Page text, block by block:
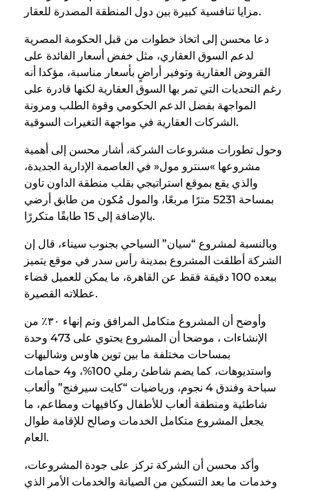
مزايا تنافسية كبيرة بين دول المنطقة المصدرة للعقار.
دعا محسن إلى اتخاذ خطوات من قبل الحكومة المصرية
لدعم السوق العقاري، مثل خفض أسعار الفائدة على
القروض العقارية وتوفير أراضٍ بأسعار مناسبة، مؤكدا أنه
رغم التحديات التي تمر بها السوق العقارية لكنها قادرة على
المواجهة بفضل الدعم الحكومي وقوة الطلب ومرونة
الشركات العقارية في مواجهة التغيرات السوقية.
وحول تطورات مشروعات الشركة، أشار محسن إلى أهمية
مشروعها »سنترو مول« في العاصمة الإدارية الجديدة،
والذي يقع بموقع استراتيجي بقلب منطقة الداون تاون
بمساحة 5231 مترًا مربعًا، والمول مُكون من طابق أرضي
بالإضافة إلى 15 طابقًا متكررًا.
وبالنسبة لمشروع “سيان” السياحي بجنوب سيناء، قال إن
الشركة أطلقت المشروع بمدينة رأس سدر في موقع يتميز
ببعده 100 دقيقة فقط عن القاهرة، ما يمكن للعميل قضاء
عطلاته القصيرة.
وأوضح أن المشروع متكامل المرافق وتم إنهاء ٣٠٪ من
الإنشاءات ، موضحا أن المشروع يحتوي على 473 وحدة
بمساحات مختلفة ما بين توين هاوس وشاليهات
واستديوهات، كما يضم شاطئ رملي 100%، و4 حمامات
سباحة وفندق 4 نجوم، ورياضيات “كايت سيرفنج” وألعاب
شاطئية ومنطقة ألعاب للأطفال وكافيهات ومطاعم، ما
يجعل المشروع متكامل الخدمات وصالح للإقامة طوال
العام.
وأكد محسن أن الشركة تركز على جودة المشروعات،
وخدمات ما بعد التسكين من الصيانة والخدمات الأمر الذي